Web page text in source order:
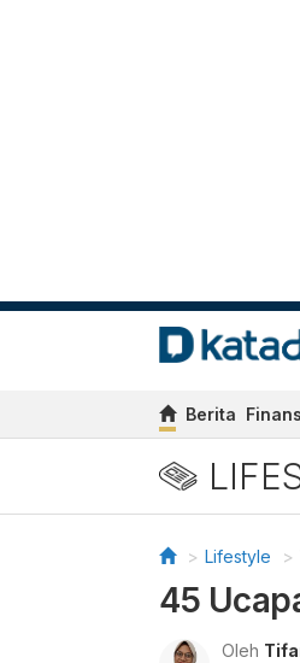
Berita
Lifestyle
45
Oleh